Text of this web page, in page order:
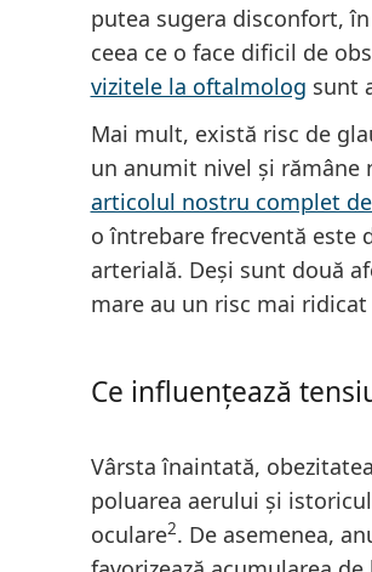
putea sugera disconfort,
ceea ce o face dificil de
vizitele la oftalmolog sunt
Mai mult, există risc de
un anumit nivel și
articolul nostru complet
o întrebare frecventă este
arterială. Deși sunt două
mare au un risc mai
Ce influențează
Vârsta înaintată,
poluarea aerului și
oculare2. De asemenea,